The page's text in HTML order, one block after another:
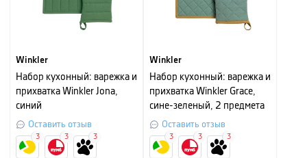
Winkler
Набор кухонный: варежка и
прихватка Winkler Jona,
синий
Оставить отзыв
3 3 3
Winkler
Набор кухонный: варежка и
прихватка Winkler Grace,
сине-зеленый, 2 предмета
Оставить отзыв
3 3 3